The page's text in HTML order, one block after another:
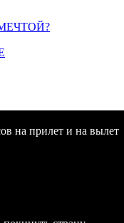
на прилет и на вылет